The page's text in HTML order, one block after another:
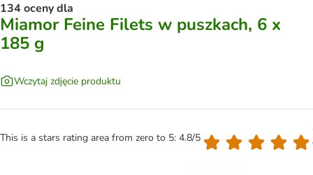
134 oceny dla
Miamor Feine Filets w puszkach, 6 x
185 g
Wczytaj zdjęcie produktu
This is a stars rating area from zero to 5: 4.8/5